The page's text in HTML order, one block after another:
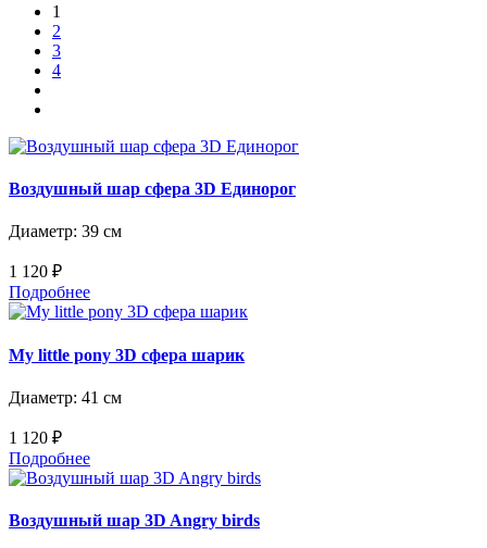
1
2
3
4
Воздушный шар сфера 3D Единорог
Диаметр: 39 см
1 120 ₽
Подробнее
My little pony 3D сфера шарик
Диаметр: 41 см
1 120 ₽
Подробнее
Воздушный шар 3D Angry birds